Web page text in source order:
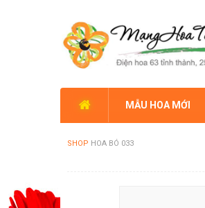
MẪU HOA MỚI
SHOP HOA BÓ 033